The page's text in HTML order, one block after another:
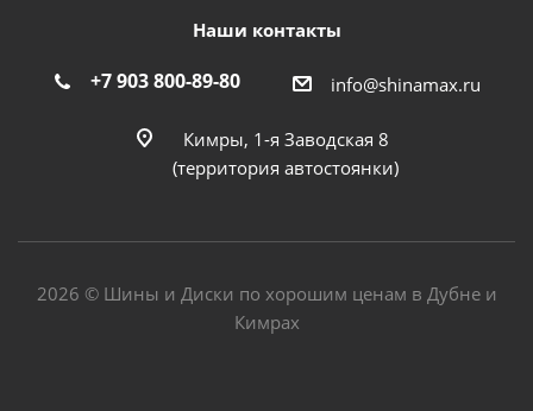
Наши контакты
+7 903 800-89-80 info@shinamax.ru
Кимры, 1-я Заводская 8
(территория автостоянки)
2026 © Шины и Диски по хорошим ценам в Дубне и
Кимрах